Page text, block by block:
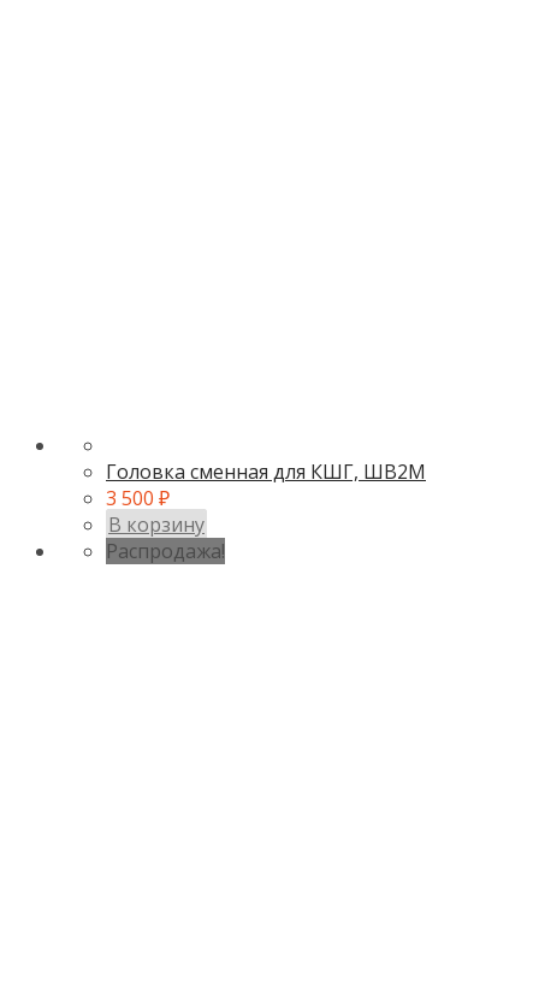
Головка сменная для КШГ, ШВ2М
3 500 ₽
В корзину
Распродажа!